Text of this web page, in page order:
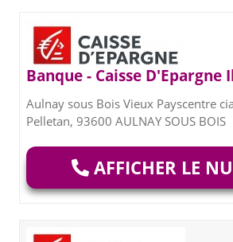
Banque - Caisse D'Epargne
Aulnay sous Bois Vieux Payscentre
Pelletan, 93600 AULNAY SOUS BOIS
AFFICHER LE